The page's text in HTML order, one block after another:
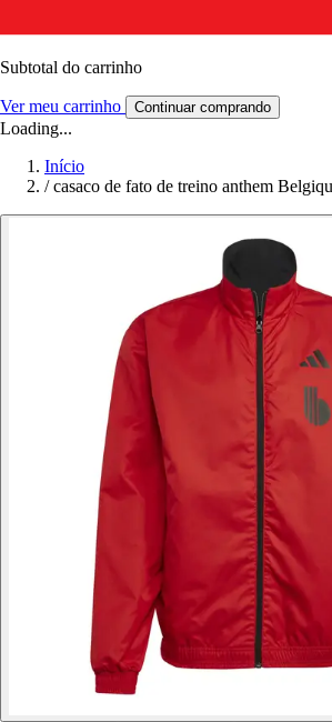
Subtotal do carrinho
Ver meu carrinho Continuar comprando
Loading...
Início
/ casaco de fato de treino anthem